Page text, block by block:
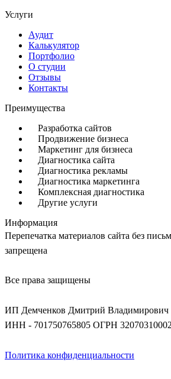
Услуги
Аудит
Калькулятор
Портфолио
О студии
Отзывы
Контакты
Преимущества
Разработка сайтов
Продвижение бизнеса
Маркетинг для бизнеса
Диагностика сайта
Диагностика рекламы
Диагностика маркетинга
Комплексная диагностика
Другие услуги
Информация
Перепечатка материалов сайта без
запрещена
Все права защищены
ИП Демченков Дмитрий Владимирович
ИНН - 701750765805 ОГРН
Политика конфиденциальности